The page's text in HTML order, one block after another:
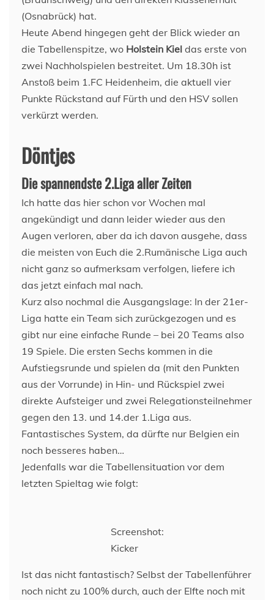
(Osnabrück) hat.
Heute Abend hingegen geht der Blick wieder an
die Tabellenspitze, wo Holstein Kiel das erste von
zwei Nachholspielen bestreitet. Um 18.30h ist
Anstoß beim 1.FC Heidenheim, die aktuell vier
Punkte Rückstand auf Fürth und den HSV sollen
verkürzt werden.
Döntjes
Die spannendste 2.Liga aller Zeiten
Ich hatte das hier schon vor Wochen mal
angekündigt und dann leider wieder aus den
Augen verloren, aber da ich davon ausgehe, dass
die meisten von Euch die 2.Rumänische Liga auch
nicht ganz so aufmerksam verfolgen, liefere ich
das jetzt einfach mal nach.
Kurz also nochmal die Ausgangslage: In der 21er-
Liga hatte ein Team sich zurückgezogen und es
gibt nur eine einfache Runde – bei 20 Teams also
19 Spiele. Die ersten Sechs kommen in die
Aufstiegsrunde und spielen da (mit den Punkten
aus der Vorrunde) in Hin- und Rückspiel zwei
direkte Aufsteiger und zwei Relegationsteilnehmer
gegen den 13. und 14.der 1.Liga aus.
Fantastisches System, da dürfte nur Belgien ein
noch besseres haben…
Jedenfalls war die Tabellensituation vor dem
letzten Spieltag wie folgt:
Screenshot:
Kicker
Ist das nicht fantastisch? Selbst der Tabellenführer
noch nicht zu 100% durch, auch der Elfte noch mit